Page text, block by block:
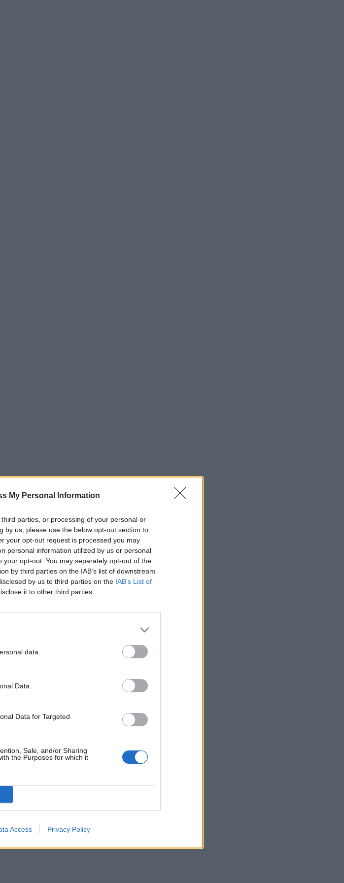
My Personal Information
parties, or processing of your personal or
by us, please use the below opt-out section to
your opt-out request is processed you may
personal information utilized by us or personal
opt-out. You may separately opt-out of the
by third parties on the IAB’s list of downstream
by us to third parties on the IAB’s List of
it to other third parties.
data.
Data.
Data for Targeted
Sale, and/or Sharing
the Purposes for which it
Access Privacy Policy